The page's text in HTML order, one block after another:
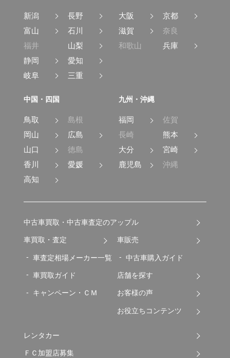
新潟
長野
富山
石川
福井
山梨
静岡
愛知
岐阜
三重
大阪
京都
滋賀
奈良
和歌山
兵庫
中国・四国
鳥取
島根
岡山
広島
山口
徳島
香川
愛媛
高知
九州・沖縄
福岡
佐賀
長崎
熊本
大分
宮崎
鹿児島
沖縄
中古車買取・中古車査定のアップル
車買取・査定
車査定相場メーカー一覧
車買取ガイド
キャンペーン・ＣＭ
車販売
中古車購入ガイド
店舗を探す
お客様の声
お役立ちコンテンツ
レンタカー
ＦＣ加盟店募集